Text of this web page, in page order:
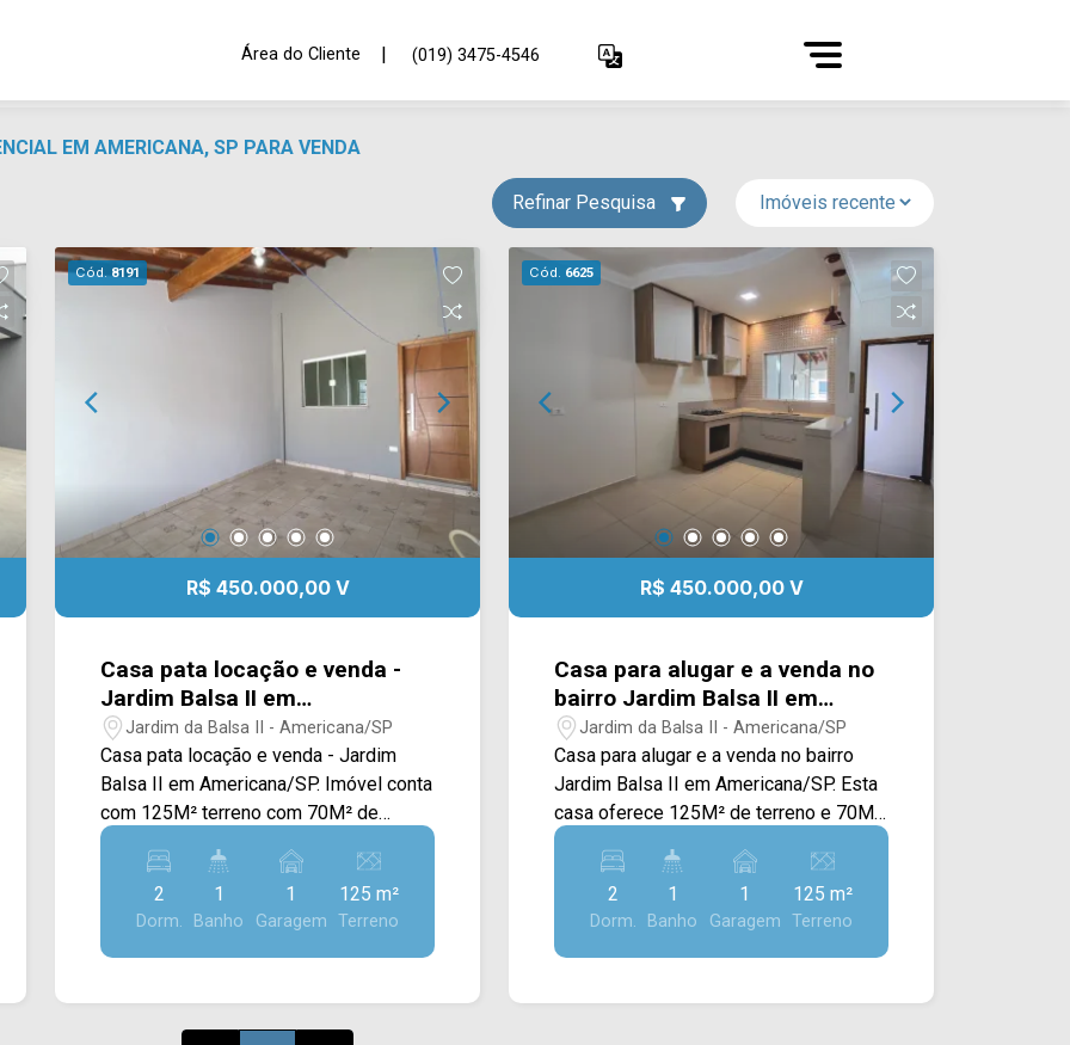
Área do Cliente | (019) 3475-4546
EM AMERICANA, SP PARA VENDA
Refinar Pesquisa
Cód.8191
R$ 450.000,00 V
Casa pata locação e venda -
Jardim Balsa II em
Americana/SP.
Jardim da Balsa II - Americana/SP
Casa pata locação e venda - Jardim
Balsa II em Americana/SP. Imóvel conta
com 125M² terreno com 70M² de
construção, . Acabamento em piso frio,
cozinha com moveis planejados, balcão
em mármore, cooktop, exaustor, área de
serviço e churrasqueira. > 02
dormitórios; > 02 banheiro; > 01 vaga de
2
Dorm.
1
Banho
1
Garagem
125 m²
Terreno
Cód. 6625
R$ 450.000,00 V
Casa para alugar e a venda no
bairro Jardim Balsa II em
Americana/SP
Jardim da Balsa II - Americana/SP
Casa para alugar e a venda no bairro
Jardim Balsa II em Americana/SP. Esta
casa oferece 125M² de terreno e 70M²
de construção, contando com sala de
estar e de jantar integradas, cozinha
planejada e com cooktop, espaço
gourmet com churrasqueira e área de
serviço externa. > 02 quartos; > 01
2
Dorm.
1
Banho
1
Garagem
125 m²
Terreno